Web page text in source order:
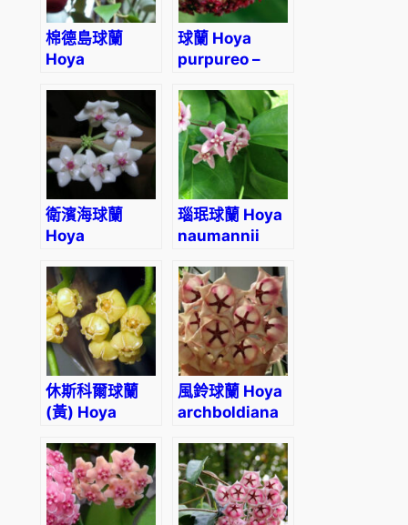
棉德島球蘭
Hoya
purple
球蘭 Hoya
purpureo –
衛濱海球蘭
Hoya
瑙珉球蘭 Hoya
naumannii
休斯科爾球蘭
(黃) Hoya
ssp. yellow
風鈴球蘭 Hoya
archboldiana